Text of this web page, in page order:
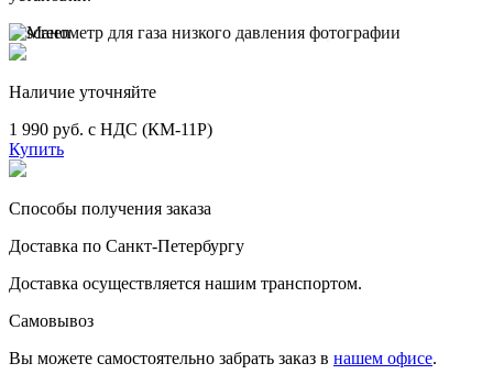
Наличие уточняйте
1 990 руб. с НДС (КМ-11Р)
Купить
Способы получения заказа
Доставка по Санкт-Петербургу
Доставка осуществляется нашим транспортом.
Самовывоз
Вы можете самостоятельно забрать заказ в нашем офисе.